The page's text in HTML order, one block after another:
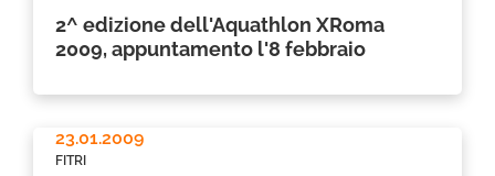
2^ edizione dell'Aquathlon XRoma
2009, appuntamento l'8 febbraio
23.01.2009
FITRI